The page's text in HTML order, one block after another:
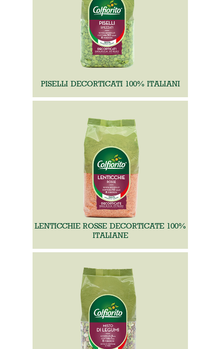
PISELLI DECORTICATI 100% ITALIANI
LENTICCHIE ROSSE DECORTICATE 100%
ITALIANE